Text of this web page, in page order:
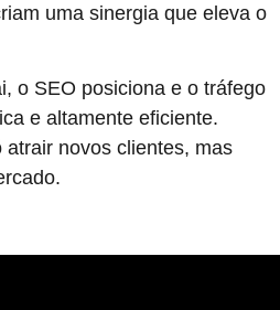
uma sinergia que eleva o
o SEO posiciona e o tráfego
e altamente eficiente.
novos clientes, mas